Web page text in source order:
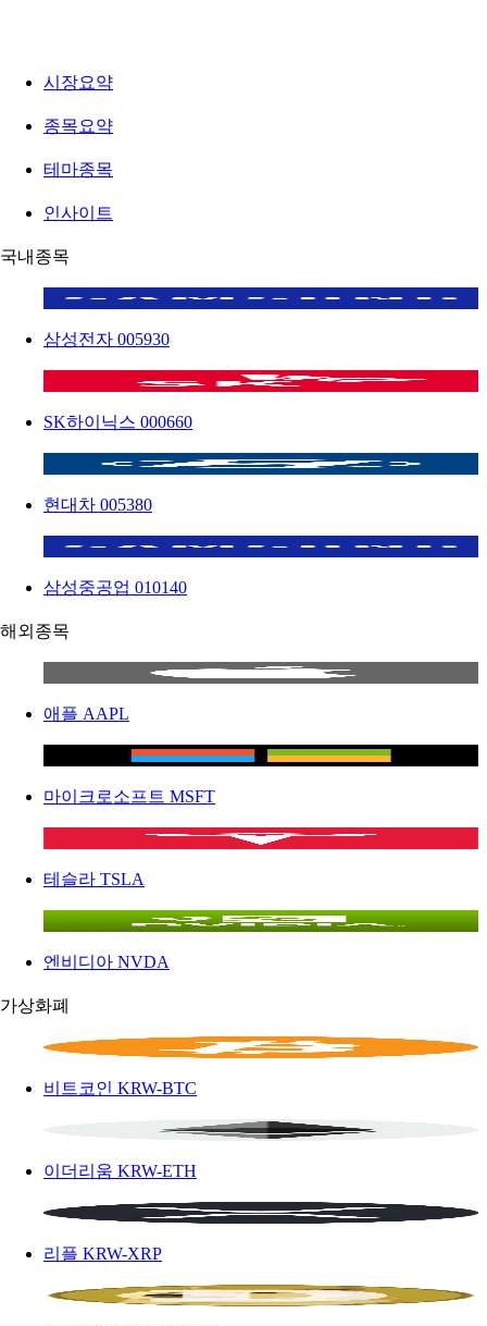
시장요약
종목요약
테마종목
인사이트
국내종목
삼성전자 005930
SK하이닉스 000660
현대차 005380
삼성중공업 010140
해외종목
애플 AAPL
마이크로소프트 MSFT
테슬라 TSLA
엔비디아 NVDA
가상화폐
비트코인 KRW-BTC
이더리움 KRW-ETH
리플 KRW-XRP